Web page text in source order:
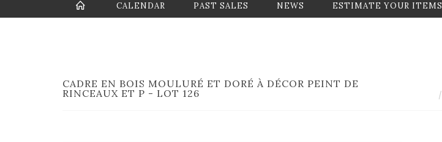
CALENDAR PAST SALES NEWS ESTIMATE YOUR ITEMS
CADRE EN BOIS MOULURÉ ET DORÉ À DÉCOR PEINT DE
RINCEAUX ET P - LOT 126